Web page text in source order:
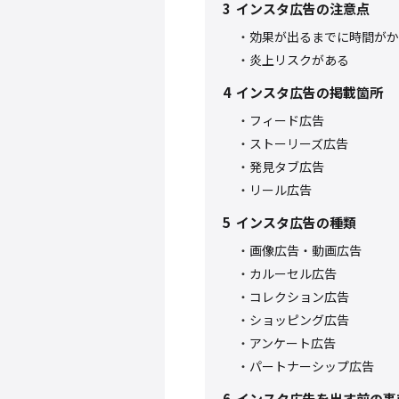
3 インスタ広告の注意点
効果が出るまでに時間が
炎上リスクがある
4 インスタ広告の掲載箇所
フィード広告
ストーリーズ広告
発見タブ広告
リール広告
5 インスタ広告の種類
画像広告・動画広告
カルーセル広告
コレクション広告
ショッピング広告
アンケート広告
パートナーシップ広告